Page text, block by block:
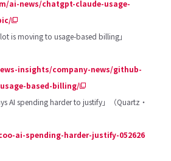
ai-news/chatgpt-claude-usage-
is moving to usage-based billing」
insights/company-news/github-
based-billing/
AI spending harder to justify」（Quartz・
ai-spending-harder-justify-052626